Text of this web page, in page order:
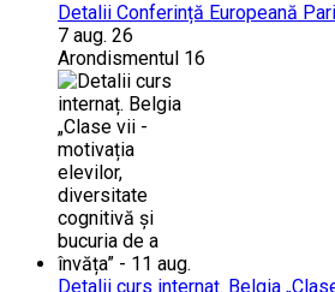
Detalii Conferință Europeană
7 aug. 26
Arondismentul 16
Detalii curs internaț. Belgia